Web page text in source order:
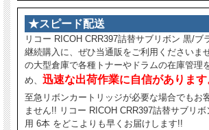
★スピード配送
リコー RICOH CRR397詰替サブリボン 黒/ブ
継続購入に、ぜひ当通販をご利用くださいま
の大型倉庫で各種トナーやドラムの在庫管理
め、 迅速な出荷作業に自信があります
至急リボンカートリッジが必要な場合でもお
ません!! リコー RICOH CRR397詰替サブリ
用 6本 をどこよりも早くお届けします!!